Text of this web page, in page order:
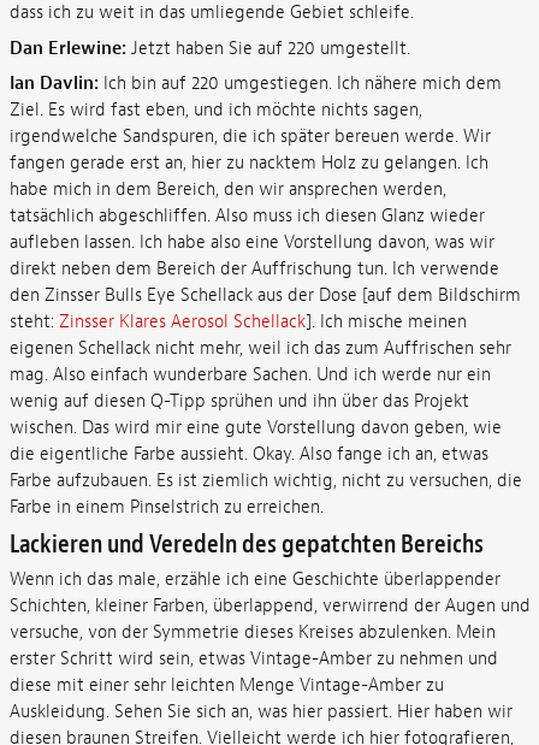
dass ich zu weit in das umliegende Gebiet schleife.
Dan Erlewine: Jetzt haben Sie auf 220 umgestellt.
Ian Davlin: Ich bin auf 220 umgestiegen. Ich nähere mich dem
Ziel. Es wird fast eben, und ich möchte nichts sagen,
irgendwelche Sandspuren, die ich später bereuen werde. Wir
fangen gerade erst an, hier zu nacktem Holz zu gelangen. Ich
habe mich in dem Bereich, den wir ansprechen werden,
tatsächlich abgeschliffen. Also muss ich diesen Glanz wieder
aufleben lassen. Ich habe also eine Vorstellung davon, was wir
direkt neben dem Bereich der Auffrischung tun. Ich verwende
den Zinsser Bulls Eye Schellack aus der Dose [auf dem Bildschirm
steht: Zinsser Klares Aerosol Schellack]. Ich mische meinen
eigenen Schellack nicht mehr, weil ich das zum Auffrischen sehr
mag. Also einfach wunderbare Sachen. Und ich werde nur ein
wenig auf diesen Q-Tipp sprühen und ihn über das Projekt
wischen. Das wird mir eine gute Vorstellung davon geben, wie
die eigentliche Farbe aussieht. Okay. Also fange ich an, etwas
Farbe aufzubauen. Es ist ziemlich wichtig, nicht zu versuchen, die
Farbe in einem Pinselstrich zu erreichen.
Lackieren und Veredeln des gepatchten Bereichs
Wenn ich das male, erzähle ich eine Geschichte überlappender
Schichten, kleiner Farben, überlappend, verwirrend der Augen und
versuche, von der Symmetrie dieses Kreises abzulenken. Mein
erster Schritt wird sein, etwas Vintage-Amber zu nehmen und
diese mit einer sehr leichten Menge Vintage-Amber zu
Auskleidung. Sehen Sie sich an, was hier passiert. Hier haben wir
diesen braunen Streifen. Vielleicht werde ich hier fotografieren,